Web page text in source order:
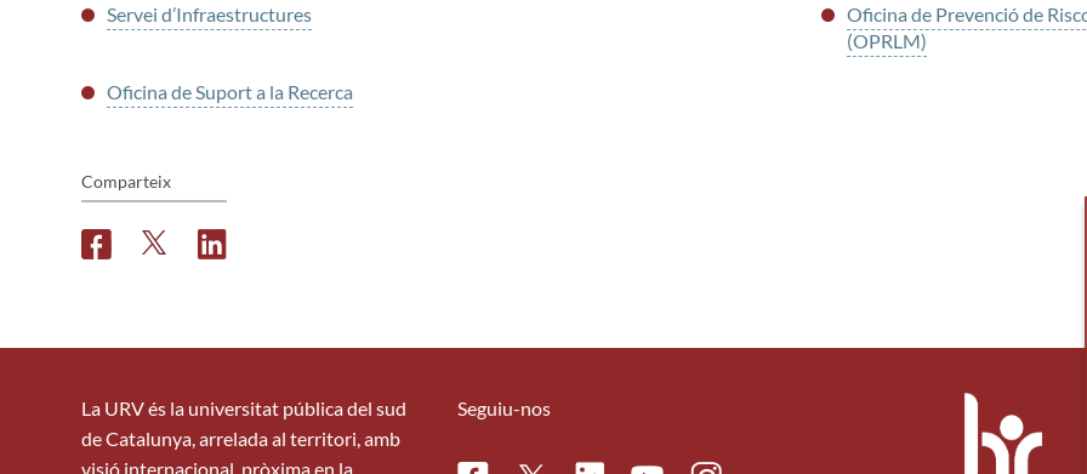
Servei d’Infraestructures
Oficina de Prevenció de
(OPRLM)
Oficina de Suport a la Recerca
Comparteix
F
b
o
k
T
t
r
L
e
i
La URV és la universitat pública del sud
de Catalunya, arrelada al territori, amb
visió internacional, pròxima en la
Seguiu-nos